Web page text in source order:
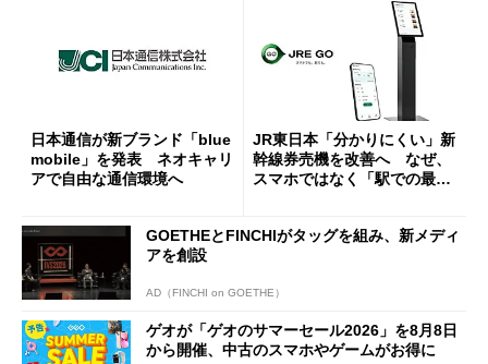
日本通信が新ブランド「blue
mobile」を発表 ネオキャリ
アで自由な通信環境へ
JR東日本「分かりにくい」新
幹線券売機を改善へ なぜ、
スマホではなく「駅での最短
GOETHEとFINCHIがタッグを組み、新メディ
アを創設
AD（FINCHI on GOETHE）
ゲオが「ゲオのサマーセール2026」を8月8日
から開催、中古のスマホやゲームがお得に